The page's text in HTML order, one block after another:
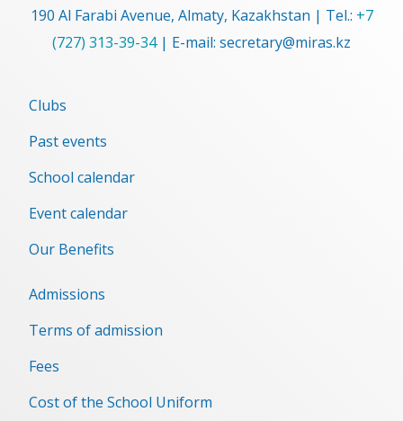
190 Al Farabi Avenue, Almaty, Kazakhstan | Tel.: +7
(727) 313-39-34| E-mail: secretary@miras.kz
Clubs
Past events
School calendar
Event сalendar
Our Benefits
Admissions
Terms of admission
Fees
Cost of the School Uniform